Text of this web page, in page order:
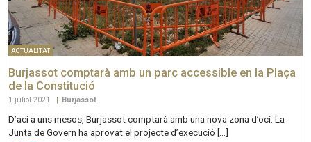
ACTUALITAT
Burjassot comptarà amb un parc accessible en la Plaça
de la Constitució
1 juliol 2021 | Burjassot
D’ací a uns mesos, Burjassot comptarà amb una nova zona d’oci. La
Junta de Govern ha aprovat el projecte d’execució […]